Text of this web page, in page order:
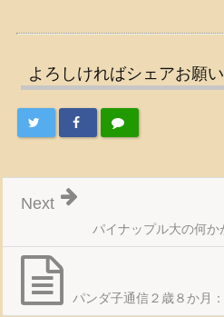
よろしければシェアお願
パイナップル大の何か
Next
パンダ子通信２歳８か月